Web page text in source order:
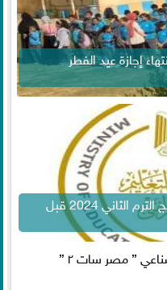
إجازة عيد الفطر
التعليم تشدد على الانتهاء من مناهج الترم الثاني 2024 قبل
” مصر سات ٢ ”